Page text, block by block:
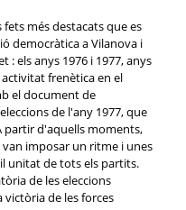
més destacats que es
democràtica a Vilanova i
els anys 1976 i 1977, anys
frenètica en el
el document de
de l'any 1977, que
partir d'aquells moments,
imposar un ritme i unes
unitat de tots els partits.
de les eleccions
victòria de les forces